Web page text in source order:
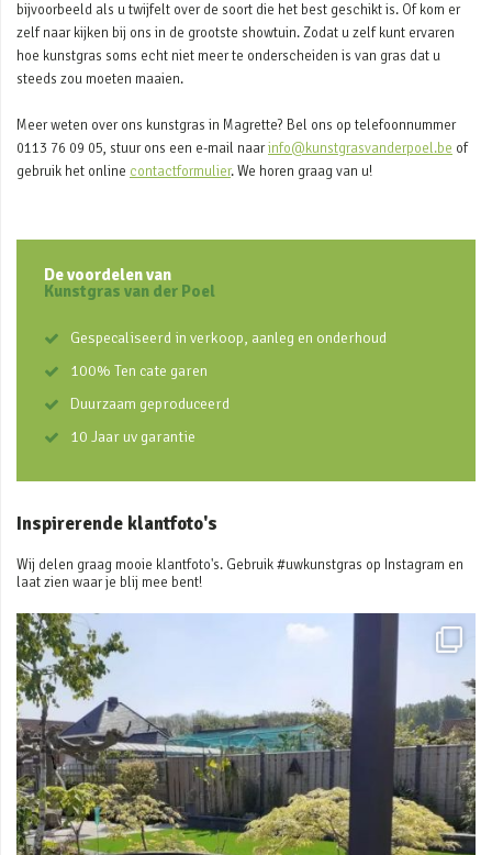
bijvoorbeeld als u twijfelt over de soort die het best geschikt is. Of kom er
zelf naar kijken bij ons in de grootste showtuin. Zodat u zelf kunt ervaren
hoe kunstgras soms echt niet meer te onderscheiden is van gras dat u
steeds zou moeten maaien.
Meer weten over ons kunstgras in Magrette? Bel ons op telefoonnummer
0113 76 09 05, stuur ons een e-mail naarinfo@kunstgrasvanderpoel.be of
gebruik het online contactformulier. We horen graag van u!
De voordelen van
Kunstgras van der Poel
Gespecaliseerd in verkoop, aanleg en onderhoud
100% Ten cate garen
Duurzaam geproduceerd
10 Jaar uv garantie
Inspirerende klantfoto's
Wij delen graag mooie klantfoto's. Gebruik #uwkunstgras op Instagram en
laat zien waar je blij mee bent!